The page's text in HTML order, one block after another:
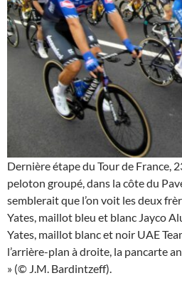
Dernière étape du Tour de France,
peloton groupé, dans la côte du
semblerait que l’on voit les deux
Yates, maillot bleu et blanc Jayco
Yates, maillot blanc et noir UAE
l’arrière-plan à droite, la pancarte
» (© J.M. Bardintzeff).